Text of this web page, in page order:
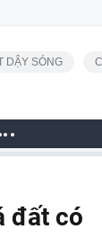
DẬY SÓNG
đất có